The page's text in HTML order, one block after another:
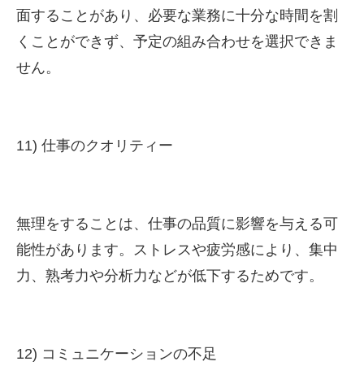
面することがあり、必要な業務に十分な時間を割
くことができず、予定の組み合わせを選択できま
せん。
11) 仕事のクオリティー
無理をすることは、仕事の品質に影響を与える可
能性があります。ストレスや疲労感により、集中
力、熟考力や分析力などが低下するためです。
12) コミュニケーションの不足